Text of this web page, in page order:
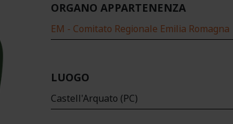
ORGANO APPARTENENZA
EM - Comitato Regionale Emilia Romagna
LUOGO
Castell'Arquato (PC)